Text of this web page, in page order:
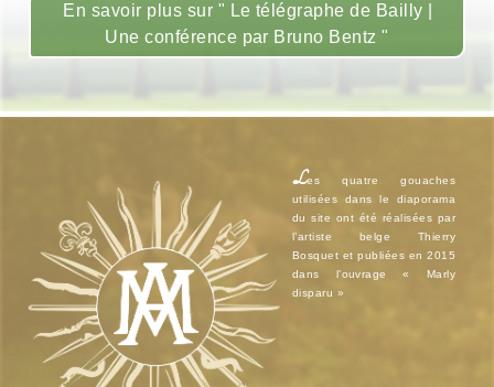
En savoir plus sur " Le télégraphe de Bailly |
Une conférence par Bruno Bentz "
Les quatre gouaches
utilisées dans le diaporama
du site ont été réalisées par
l’artiste belge Thierry
Bosquet et publiées en 2015
dans l’ouvrage « Marly
disparu »